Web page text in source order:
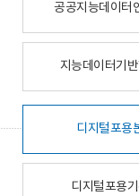
공공지능데이터
지능데이터기
디지털포용
디지털포용